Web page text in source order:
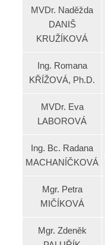
MVDr. Naděžda
DANIŠ
KRUŽÍKOVÁ
Ing. Romana
KŘÍŽOVÁ, Ph.D.
MVDr. Eva
LABOROVÁ
Ing. Bc. Radana
MACHANÍČKOVÁ
Mgr. Petra
MIČÍKOVÁ
Mgr. Zdeněk